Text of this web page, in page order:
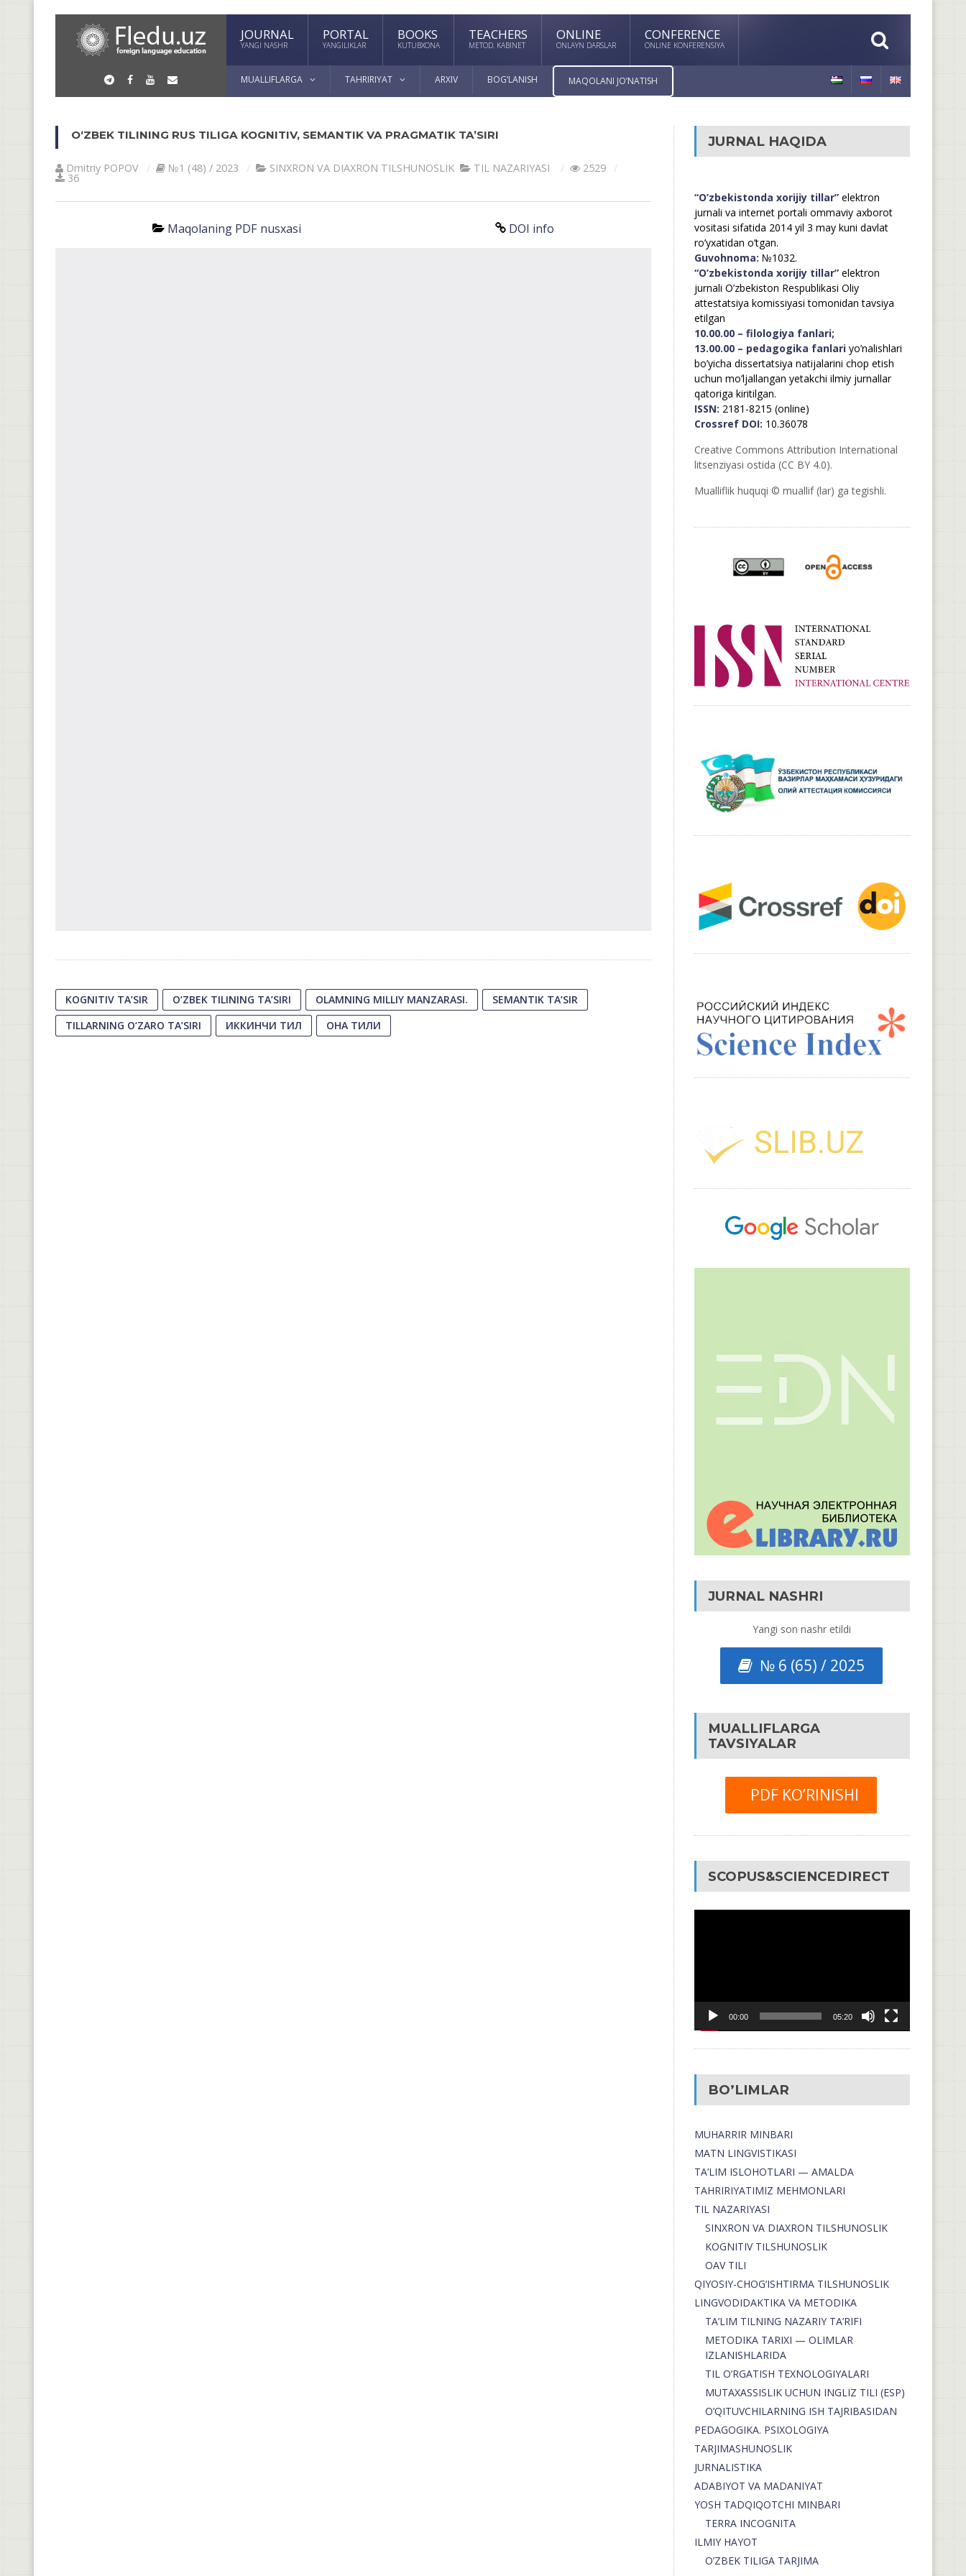
JOURNAL
YANGI NASHR
PORTAL
YANGILIKLAR
BOOKS
KUTUBXONA
TEACHERS
METOD. KABINET
ONLINE
ONLAYN DARSLAR
CONFERENCE
ONLINE KONFERENSIYA
MUALLIFLARGA TAHRIRIYAT ARXIV BOG’LANISH MAQOLANI JO’NATISH
O‘ZBEK TILINING RUS TILIGA KOGNITIV, SEMANTIK VA PRAGMATIK TA’SIRI
Dmitriy POPOV №1 (48) / 2023 SINXRON VА DIАXRON TILSHUNOSLIK TIL NАZАRIYASI 2529
36
Maqolaning PDF nusxasi DOI info
KOGNITIV TA’SIR O‘ZBEK TILINING TA’SIRI OLAMNING MILLIY MANZARASI.
SEMANTIK TA’SIR
TILLARNING O‘ZARO TA’SIRI
ИККИНЧИ ТИЛ ОНА ТИЛИ
JURNAL HAQIDA
“O’zbekistonda xorijiy tillar”elektron
jurnali va internet portali ommaviy axborot
vositasi sifatida 2014 yil 3 may kuni davlat
ro’yxatidan o’tgan.
Guvohnoma: №1032.
“O’zbekistonda xorijiy tillar”elektron
jurnali O’zbekiston Respublikasi Oliy
attestatsiya komissiyasi tomonidan tavsiya
etilgan
10.00.00 – filologiya fanlari;
13.00.00 – pedagogika fanlariyo’nalishlari
bo’yicha dissertatsiya natijalarini chop etish
uchun mo’ljallangan yetakchi ilmiy jurnallar
qatoriga kiritilgan.
ISSN: 2181-8215 (online)
Crossref DOI: 10.36078
Creative Commons Attribution International
litsenziyasi ostida (CC BY 4.0).
Mualliflik huquqi © muallif (lar) ga tegishli.
JURNAL NASHRI
Yangi son nashr etildi
№ 6 (65) / 2025
MUALLIFLARGA
TAVSIYALAR
PDF KO’RINISHI
SCOPUS&SCIENCEDIRECT
00:00 05:20
BO’LIMLAR
MUHARRIR MINBARI
MATN LINGVISTIKASI
TA’LIM ISLOHOTLARI — AMALDA
TAHRIRIYATIMIZ MEHMONLARI
TIL NAZARIYASI
SINXRON VA DIAXRON TILSHUNOSLIK
KOGNITIV TILSHUNOSLIK
OAV TILI
QIYOSIY-CHOG‘ISHTIRMA TILSHUNOSLIK
LINGVODIDAKTIKA VA METODIKA
TA’LIM TILNING NAZARIY TA’RIFI
METODIKA TARIXI — OLIMLAR
IZLANISHLARIDA
TIL O’RGATISH TEXNOLOGIYALARI
MUTAXASSISLIK UCHUN INGLIZ TILI (ESP)
O’QITUVCHILARNING ISH TAJRIBASIDAN
PEDAGOGIKA. PSIXOLOGIYA
TARJIMASHUNOSLIK
JURNALISTIKA
ADABIYOT VA MADANIYAT
YOSH TADQIQOTCHI MINBARI
TERRA INCOGNITA
ILMIY HAYOT
O’ZBEK TILIGA TARJIMA